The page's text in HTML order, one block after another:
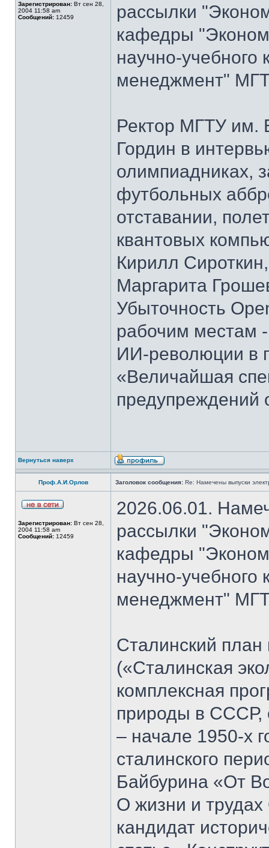
Зарегистрирован: Вт сен 28,
2004 11:58 am
Сообщений: 12459
рассылки
кафедры
научно-
менеджмент"
Ректор МГТУ им.
Гордин в
олимпиадниках,
футбольных
отставании,
квантовых
Кирилл
Маргарита
Убыточность
рабочим местам
ИИ-революции в
«Величайшая
предупреждений
Вернуться наверх
Проф.А.И.Орлов Заголовок сообщения: Re: Намечены выпуски
Зарегистрирован: Вт сен 28,
2004 11:58 am
Сообщений: 12459
2026.06.01.
рассылки
кафедры
научно-
менеджмент"
Сталинский
(«Сталинская
комплексная
природы в СССР,
– начале 1950-х
сталинского
Байбурина «От
О жизни и
кандидат